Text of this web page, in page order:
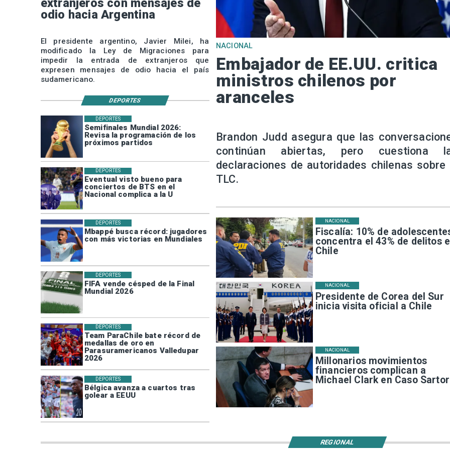
Semifinales Mundial 2026:
Revisa la programación de los
próximos partidos
DEPORTES
Eventual visto bueno para
conciertos de BTS en el
Nacional complica a la U
DEPORTES
Mbappé busca récord: jugadores
con más victorias en Mundiales
DEPORTES
FIFA vende césped de la Final
Mundial 2026
DEPORTES
Team ParaChile bate récord de
medallas de oro en
Parasuramericanos Valledupar
2026
DEPORTES
Bélgica avanza a cuartos tras
golear a EEUU
DEPORTES
Fiscalía: 10% de
concentra el 43% de delitos
Chile
NACIONAL
Presidente de Corea del Sur
inicia visita oficial a Chile
NACIONAL
Millonarios movimientos
financieros complican a
Michael Clark en Caso Sartor
NACIONAL
extranjeros con mensajes de
odio hacia Argentina
El presidente argentino, Javier Milei, ha
modificado la Ley de Migraciones para
impedir la entrada de extranjeros que
expresen mensajes de odio hacia el país
sudamericano.
NACIONAL
Embajador de EE.UU. critica
ministros chilenos por
aranceles
Brandon Judd asegura que las
continúan abiertas, pero cuestiona
declaraciones de autoridades chilenas sobre
TLC.
DEPORTES
REGIONAL